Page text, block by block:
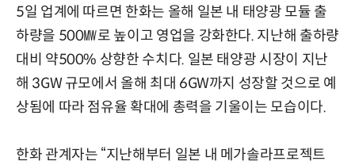
5일 업계에 따르면 한화는 올해 일본 내 태양광 모듈 출
하량을 500㎿로 높이고 영업을 강화한다. 지난해 출하량
대비 약500% 상향한 수치다. 일본 태양광 시장이 지난
해 3GW 규모에서 올해 최대 6GW까지 성장할 것으로 예
상됨에 따라 점유율 확대에 총력을 기울이는 모습이다.
한화 관계자는 “지난해부터 일본 내 메가솔라프로젝트